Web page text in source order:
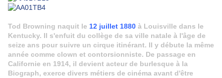
Tod Browning naquit le 12 juillet 1880 à Louisville dans le
Kentucky. Il s'enfuit du collège de sa ville natale à l'âge de
seize ans pour suivre un cirque itinérant. Il y débute la même
année comme clown et contorsionniste. De passage en
Californie en 1914, il devient acteur de burlesque à la
Biograph, exerce divers métiers de cinéma avant d'être